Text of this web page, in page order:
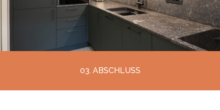
03. ABSCHLUSS